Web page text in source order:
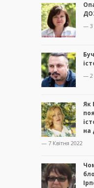
— 3
— 2
Як
на
— 7 Квітня 2022